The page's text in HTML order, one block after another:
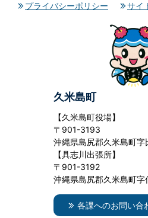
プライバシーポリシー サイ
久米島町
【久米島町役場】
〒901-3193
沖縄県島尻郡久米島町
【具志川出張所】
〒901-3192
沖縄県島尻郡久米島町
各課へのお問い合